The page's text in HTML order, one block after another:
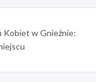
Kobiet w Gnieźnie: